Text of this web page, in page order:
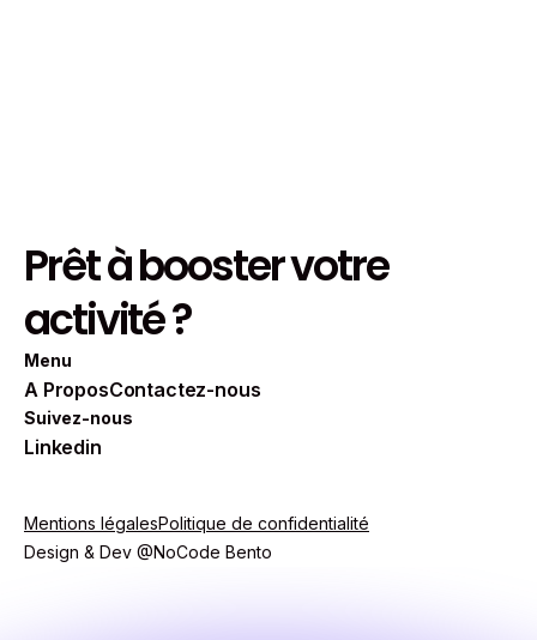
Prêt à booster votre
activité ?
Menu
A ProposContactez-nous
Suivez-nous
Linkedin
Mentions légales
Design & Dev @NoCode Bento
Politique de confidentialité